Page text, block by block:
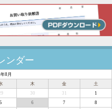
ンダー
8月
木 金
土
30 31
1
5 6 7
8